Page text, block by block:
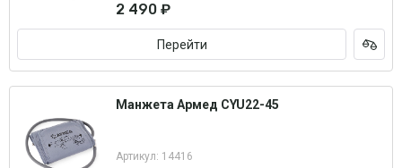
2 490 ₽
Перейти
Манжета Армед CYU22-45
Артикул: 14416